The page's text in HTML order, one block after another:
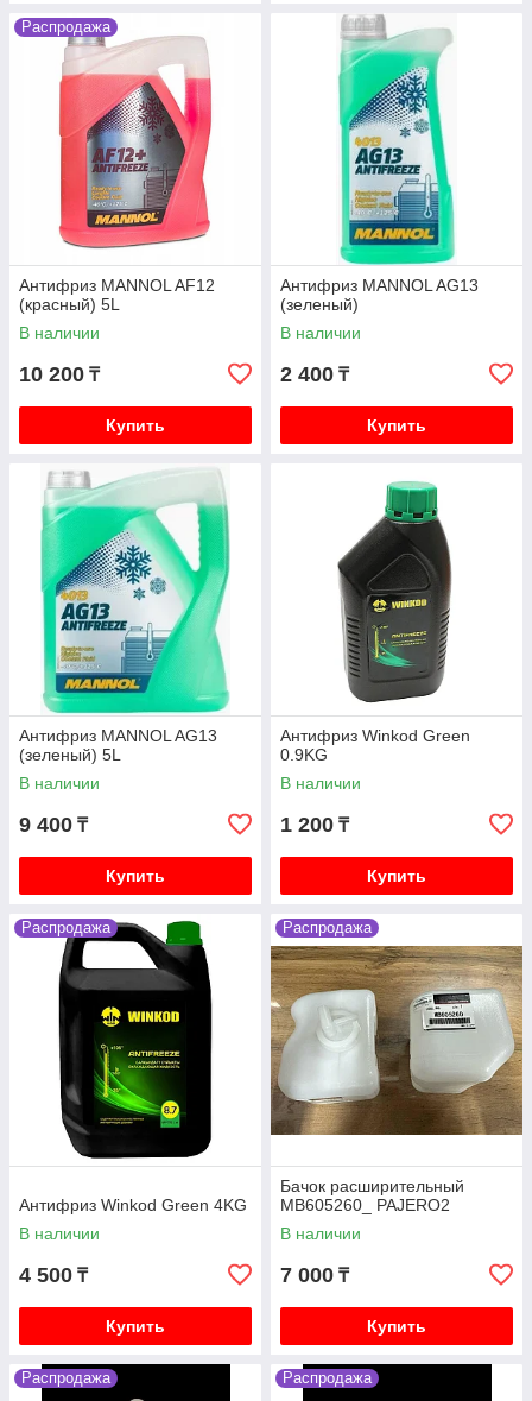
Распродажа
Антифриз MANNOL AF12
(красный) 5L
В наличии
10 200 ₸
Купить
Антифриз MANNOL AG13
(зеленый)
В наличии
2 400 ₸
Купить
Антифриз MANNOL AG13
(зеленый) 5L
В наличии
9 400 ₸
Купить
Антифриз Winkod Green
0.9KG
В наличии
1 200 ₸
Купить
Распродажа
Антифриз Winkod Green 4KG
В наличии
4 500 ₸
Купить
Распродажа
Бачок расширительный
MB605260_ PAJERO2
В наличии
7 000 ₸
Купить
Распродажа Распродажа